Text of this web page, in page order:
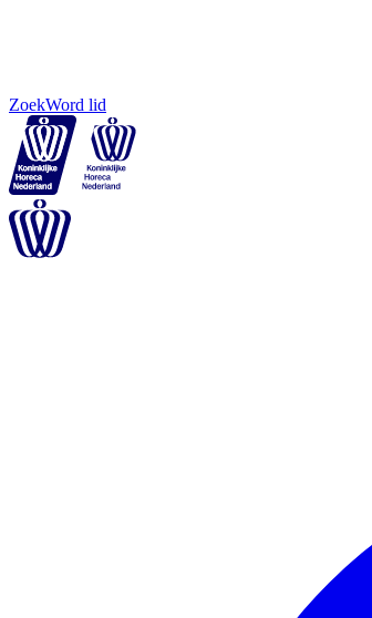
ZoekWord lid